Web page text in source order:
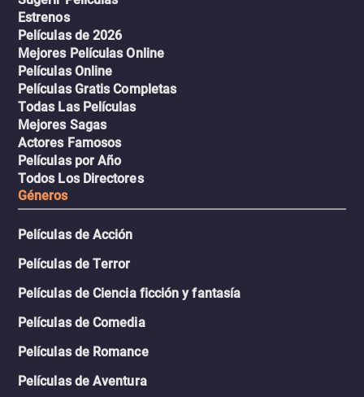
Estrenos
Películas de 2026
Mejores Películas Online
Películas Online
Películas Gratis Completas
Todas Las Películas
Mejores Sagas
Actores Famosos
Películas por Año
Todos Los Directores
Géneros
Películas de Acción
Películas de Terror
Películas de Ciencia ficción y fantasía
Películas de Comedia
Películas de Romance
Películas de Aventura